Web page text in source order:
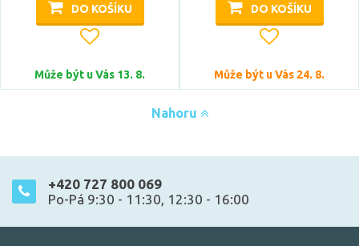
DO KOŠÍKU
Může být u Vás 13. 8.
DO KOŠÍKU
Může být u Vás 24. 8.
Nahoru
+420 727 800 069
Po-Pá 9:30 - 11:30, 12:30 - 16:00